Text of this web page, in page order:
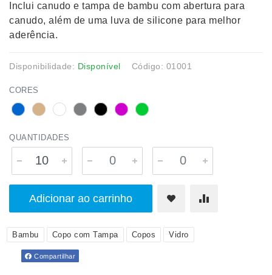
Inclui canudo e tampa de bambu com abertura para
canudo, além de uma luva de silicone para melhor
aderência.
Disponibilidade: Disponível Código: 01001
CORES
QUANTIDADES
Adicionar ao carrinho
Bambu Copo com Tampa Copos Vidro
Compartilhar